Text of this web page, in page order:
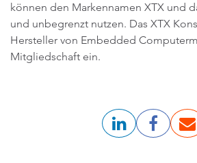
können den Markennamen XTX und
und unbegrenzt nutzen. Das XTX
Hersteller von Embedded
Mitgliedschaft ein.